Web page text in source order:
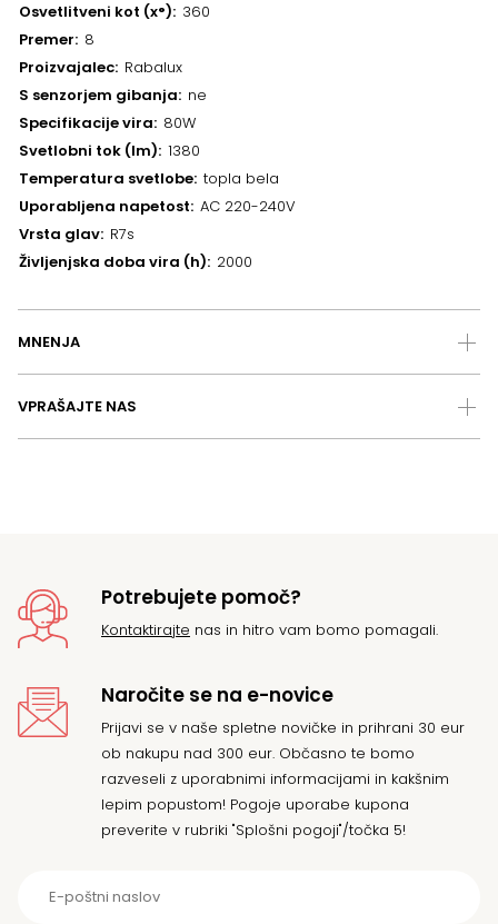
Osvetlitveni kot (x°) 360
Premer 8
Proizvajalec Rabalux
S senzorjem gibanja ne
Specifikacije vira 80W
Svetlobni tok (lm) 1380
Temperatura svetlobe topla bela
Uporabljena napetost AC 220-240V
Vrsta glav R7s
Življenjska doba vira (h) 2000
MNENJA
VPRAŠAJTE NAS
Potrebujete pomoč?
Kontaktirajte nas in hitro vam bomo pomagali.
Naročite se na e-novice
Prijavi se v naše spletne novičke in prihrani 30 eur
ob nakupu nad 300 eur. Občasno te bomo
razveseli z uporabnimi informacijami in kakšnim
lepim popustom! Pogoje uporabe kupona
preverite v rubriki "Splošni pogoji"/točka 5!